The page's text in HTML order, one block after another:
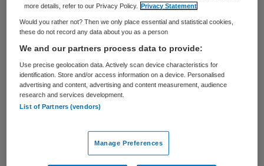
Bijna driekwart van de zorginstellingen is
meer gaan investeren in verbetering van de
gastvrijheid. Toch weet de helft niet goed
wat de klant precies wil. Eén en ander blijkt
uit onderzoek van Jaarbeurs Utrecht naar
Gastvrijheid in de Zorg.
enquête onder ruim 300 zorgmanagers
en -professionalslaat zien dat
more details, refer to our Privacy Policy.
Privacy Statement
Would you rather not? Then we only place essential and statistical cookies,
these do not record any data about you as a person
We and our partners process data to provide:
Use precise geolocation data. Actively scan device characteristics for
identification. Store and/or access information on a device. Personalised
advertising and content, advertising and content measurement, audience
research and services development.
List of Partners (vendors)
Manage Preferences